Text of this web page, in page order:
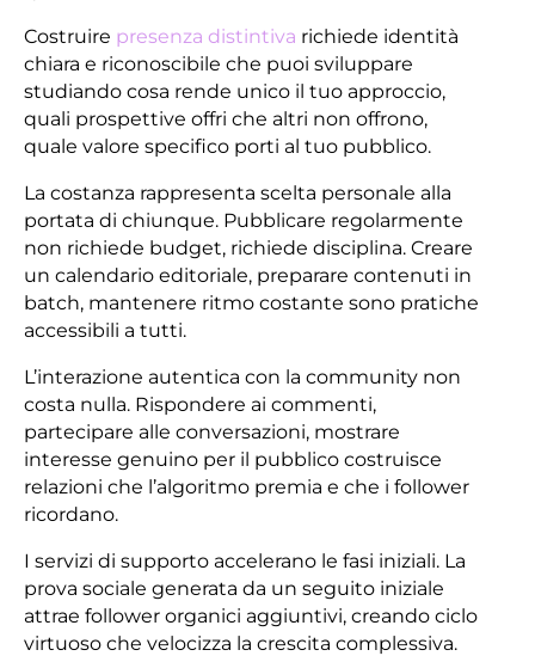
Costruire presenza distintiva richiede identità
chiara e riconoscibile che puoi sviluppare
studiando cosa rende unico il tuo approccio,
quali prospettive offri che altri non offrono,
quale valore specifico porti al tuo pubblico.
La costanza rappresenta scelta personale alla
portata di chiunque. Pubblicare regolarmente
non richiede budget, richiede disciplina. Creare
un calendario editoriale, preparare contenuti in
batch, mantenere ritmo costante sono pratiche
accessibili a tutti.
L’interazione autentica con la community non
costa nulla. Rispondere ai commenti,
partecipare alle conversazioni, mostrare
interesse genuino per il pubblico costruisce
relazioni che l’algoritmo premia e che i follower
ricordano.
I servizi di supporto accelerano le fasi iniziali. La
prova sociale generata da un seguito iniziale
attrae follower organici aggiuntivi, creando ciclo
virtuoso che velocizza la crescita complessiva.